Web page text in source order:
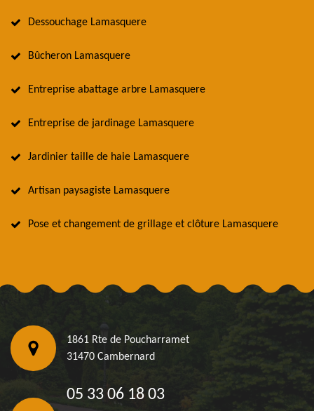
Dessouchage Lamasquere
Bûcheron Lamasquere
Entreprise abattage arbre Lamasquere
Entreprise de jardinage Lamasquere
Jardinier taille de haie Lamasquere
Artisan paysagiste Lamasquere
Pose et changement de grillage et clôture Lamasquere
1861 Rte de Poucharramet
31470 Cambernard
05 33 06 18 03